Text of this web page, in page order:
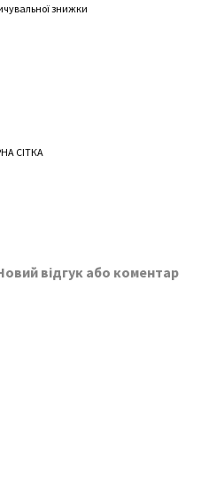
знижки
СІТКА
відгук або коментар